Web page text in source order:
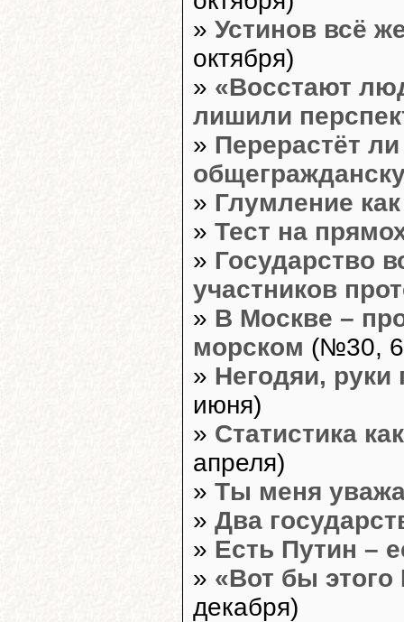
» Устинов всё
октября)
» «Восстают
лишили
» Перерастёт
» Глумление
» Тест на
» Государство
участников
» В Москве –
морском (№30, 6
» Негодяи, руки
июня)
» Статистика
апреля)
» Ты меня
» Два
» Есть Путин –
» «Вот бы этого
декабря)